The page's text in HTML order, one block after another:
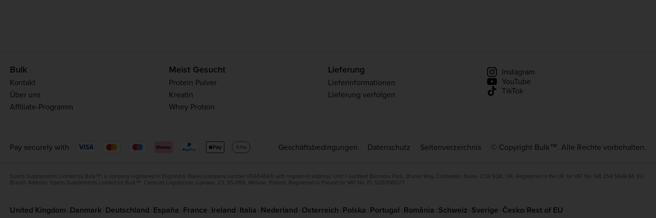
Bulk
Kontakt
Über uns
Affiliate-Programm
Meist Gesucht
Protein Pulver
Kreatin
Whey Protein
Lieferung
Lieferinformationen
Lieferung verfolgen
Instagram
YouTube
TikTok
Pay securely with Geschäftsbedingungen Datenschutz Seitenverzeichnis © Copyright Bulk™. Alle Rechte vorbehalten.
Sports Supplements Limited t/a Bulk™, a company registered in England & Wales (company number 05654661) with registered address: Unit 1 Gunfleet Business Park, Brunel Way, Colchester, Essex, CO4 9QX, UK. Registered in the UK for VAT No. GB 254 5648 84. EU
Branch Address: Sports Supplements Limited t/a Bulk™, Centrum Logistyczne, Łąkowa, 23, 55-095, Mirków, Poland. Registered in Poland for VAT No. PL 5263149127
United Kingdom Danmark Deutschland España France Ireland Italia Nederland Osterreich Polska Portugal România Schweiz Sverige Česko Rest of EU